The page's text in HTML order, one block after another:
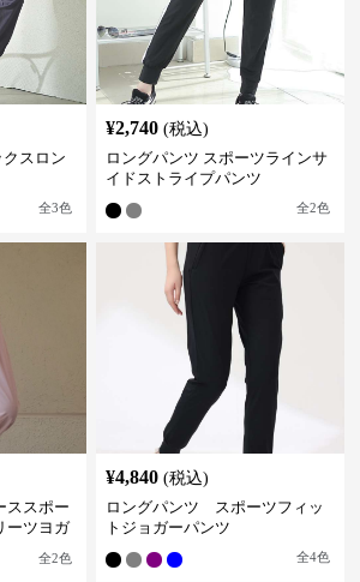
スロン
全3色
¥2,740 (税込)
ロングパンツ スポーツラインサ
イドストライプパンツ
全2色
ススポー
ーツヨガ
全2色
¥4,840 (税込)
ロングパンツ スポーツフィッ
トジョガーパンツ
全4色